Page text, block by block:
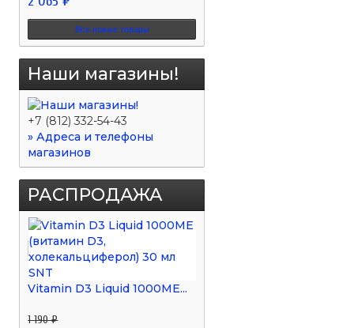
Все новые товары
Наши магазины!
+7 (812) 332-54-43
» Адреса и телефоны
магазинов
РАСПРОДАЖА
Vitamin D3 Liquid 1000МЕ...
1 190 ₽